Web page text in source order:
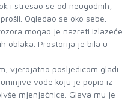
i stresao se od neugodnih,
Ogledao se oko sebe.
mogao je nazreti izlazeće
oblaka. Prostorija je bila u
vjerojatno posljedicom gladi
vode koju je popio iz
mjenjačnice. Glava mu je